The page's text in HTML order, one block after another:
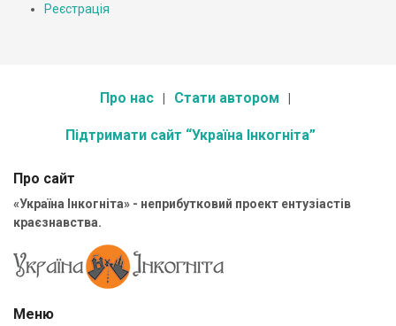
Реєстрація
Про нас Стати автором
Підтримати сайт “Україна Інкогніта”
Про сайт
«Україна Інкогніта» - неприбутковий проект ентузіастів
краєзнавства.
Меню